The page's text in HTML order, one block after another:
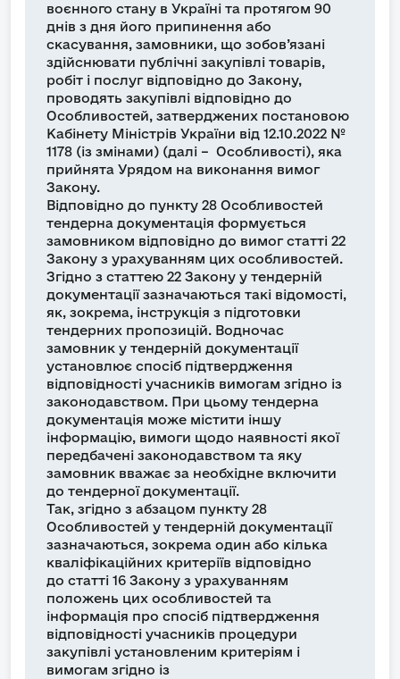
воєнного стану в Україні та протягом 90
днів з дня його припинення або
скасування, замовники, що зобов’язані
здійснювати публічні закупівлі товарів,
робіт і послуг відповідно до Закону,
проводять закупівлі відповідно до
Особливостей, затверджених постановою
Кабінету Міністрів України від 12.10.2022 №
1178 (із змінами) (далі – Особливості), яка
прийнята Урядом на виконання вимог
Закону.
Відповідно до пункту 28 Особливостей
тендерна документація формується
замовником відповідно до вимог статті 22
Закону з урахуванням цих особливостей.
Згідно з статтею 22 Закону у тендерній
документації зазначаються такі відомості,
як, зокрема, інструкція з підготовки
тендерних пропозицій. Водночас
замовник у тендерній документації
установлює спосіб підтвердження
відповідності учасників вимогам згідно із
законодавством. При цьому тендерна
документація може містити іншу
інформацію, вимоги щодо наявності якої
передбачені законодавством та яку
замовник вважає за необхідне включити
до тендерної документації.
Так, згідно з абзацом пункту 28
Особливостей у тендерній документації
зазначаються, зокрема один або кілька
кваліфікаційних критеріїв відповідно
до статті 16 Закону з урахуванням
положень цих особливостей та
інформація про спосіб підтвердження
відповідності учасників процедури
закупівлі установленим критеріям і
вимогам згідно із